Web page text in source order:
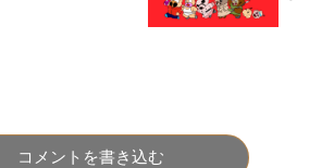
コメントを書き込む